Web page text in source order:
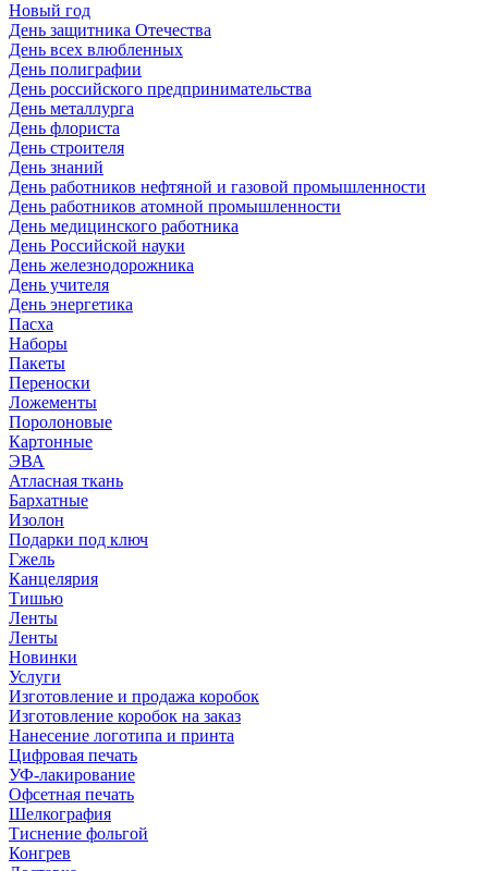
Новый год
День защитника Отечества
День всех влюбленных
День полиграфии
День российского предпринимательства
День металлурга
День флориста
День строителя
День знаний
День работников нефтяной и газовой промышленности
День работников атомной промышленности
День медицинского работника
День Российской науки
День железнодорожника
День учителя
День энергетика
Пасха
Наборы
Пакеты
Переноски
Ложементы
Поролоновые
Картонные
ЭВА
Атласная ткань
Бархатные
Изолон
Подарки под ключ
Гжель
Канцелярия
Тишью
Ленты
Ленты
Новинки
Услуги
Изготовление и продажа коробок
Изготовление коробок на заказ
Нанесение логотипа и принта
Цифровая печать
УФ-лакирование
Офсетная печать
Шелкография
Тиснение фольгой
Конгрев